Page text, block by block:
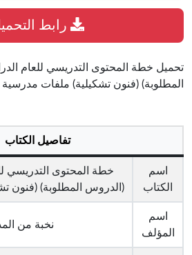
تحميل خطة المحتوى التدريسي للعام
المطلوبة) (فنون تشكيلية) ملفات مدرسية ف1 |
تفاصيل الكتاب
اسم
الكتاب
خطة المحتوى التدريسي
(الدروس المطلوبة) (فنون
اسم
المؤلف
نخبة من